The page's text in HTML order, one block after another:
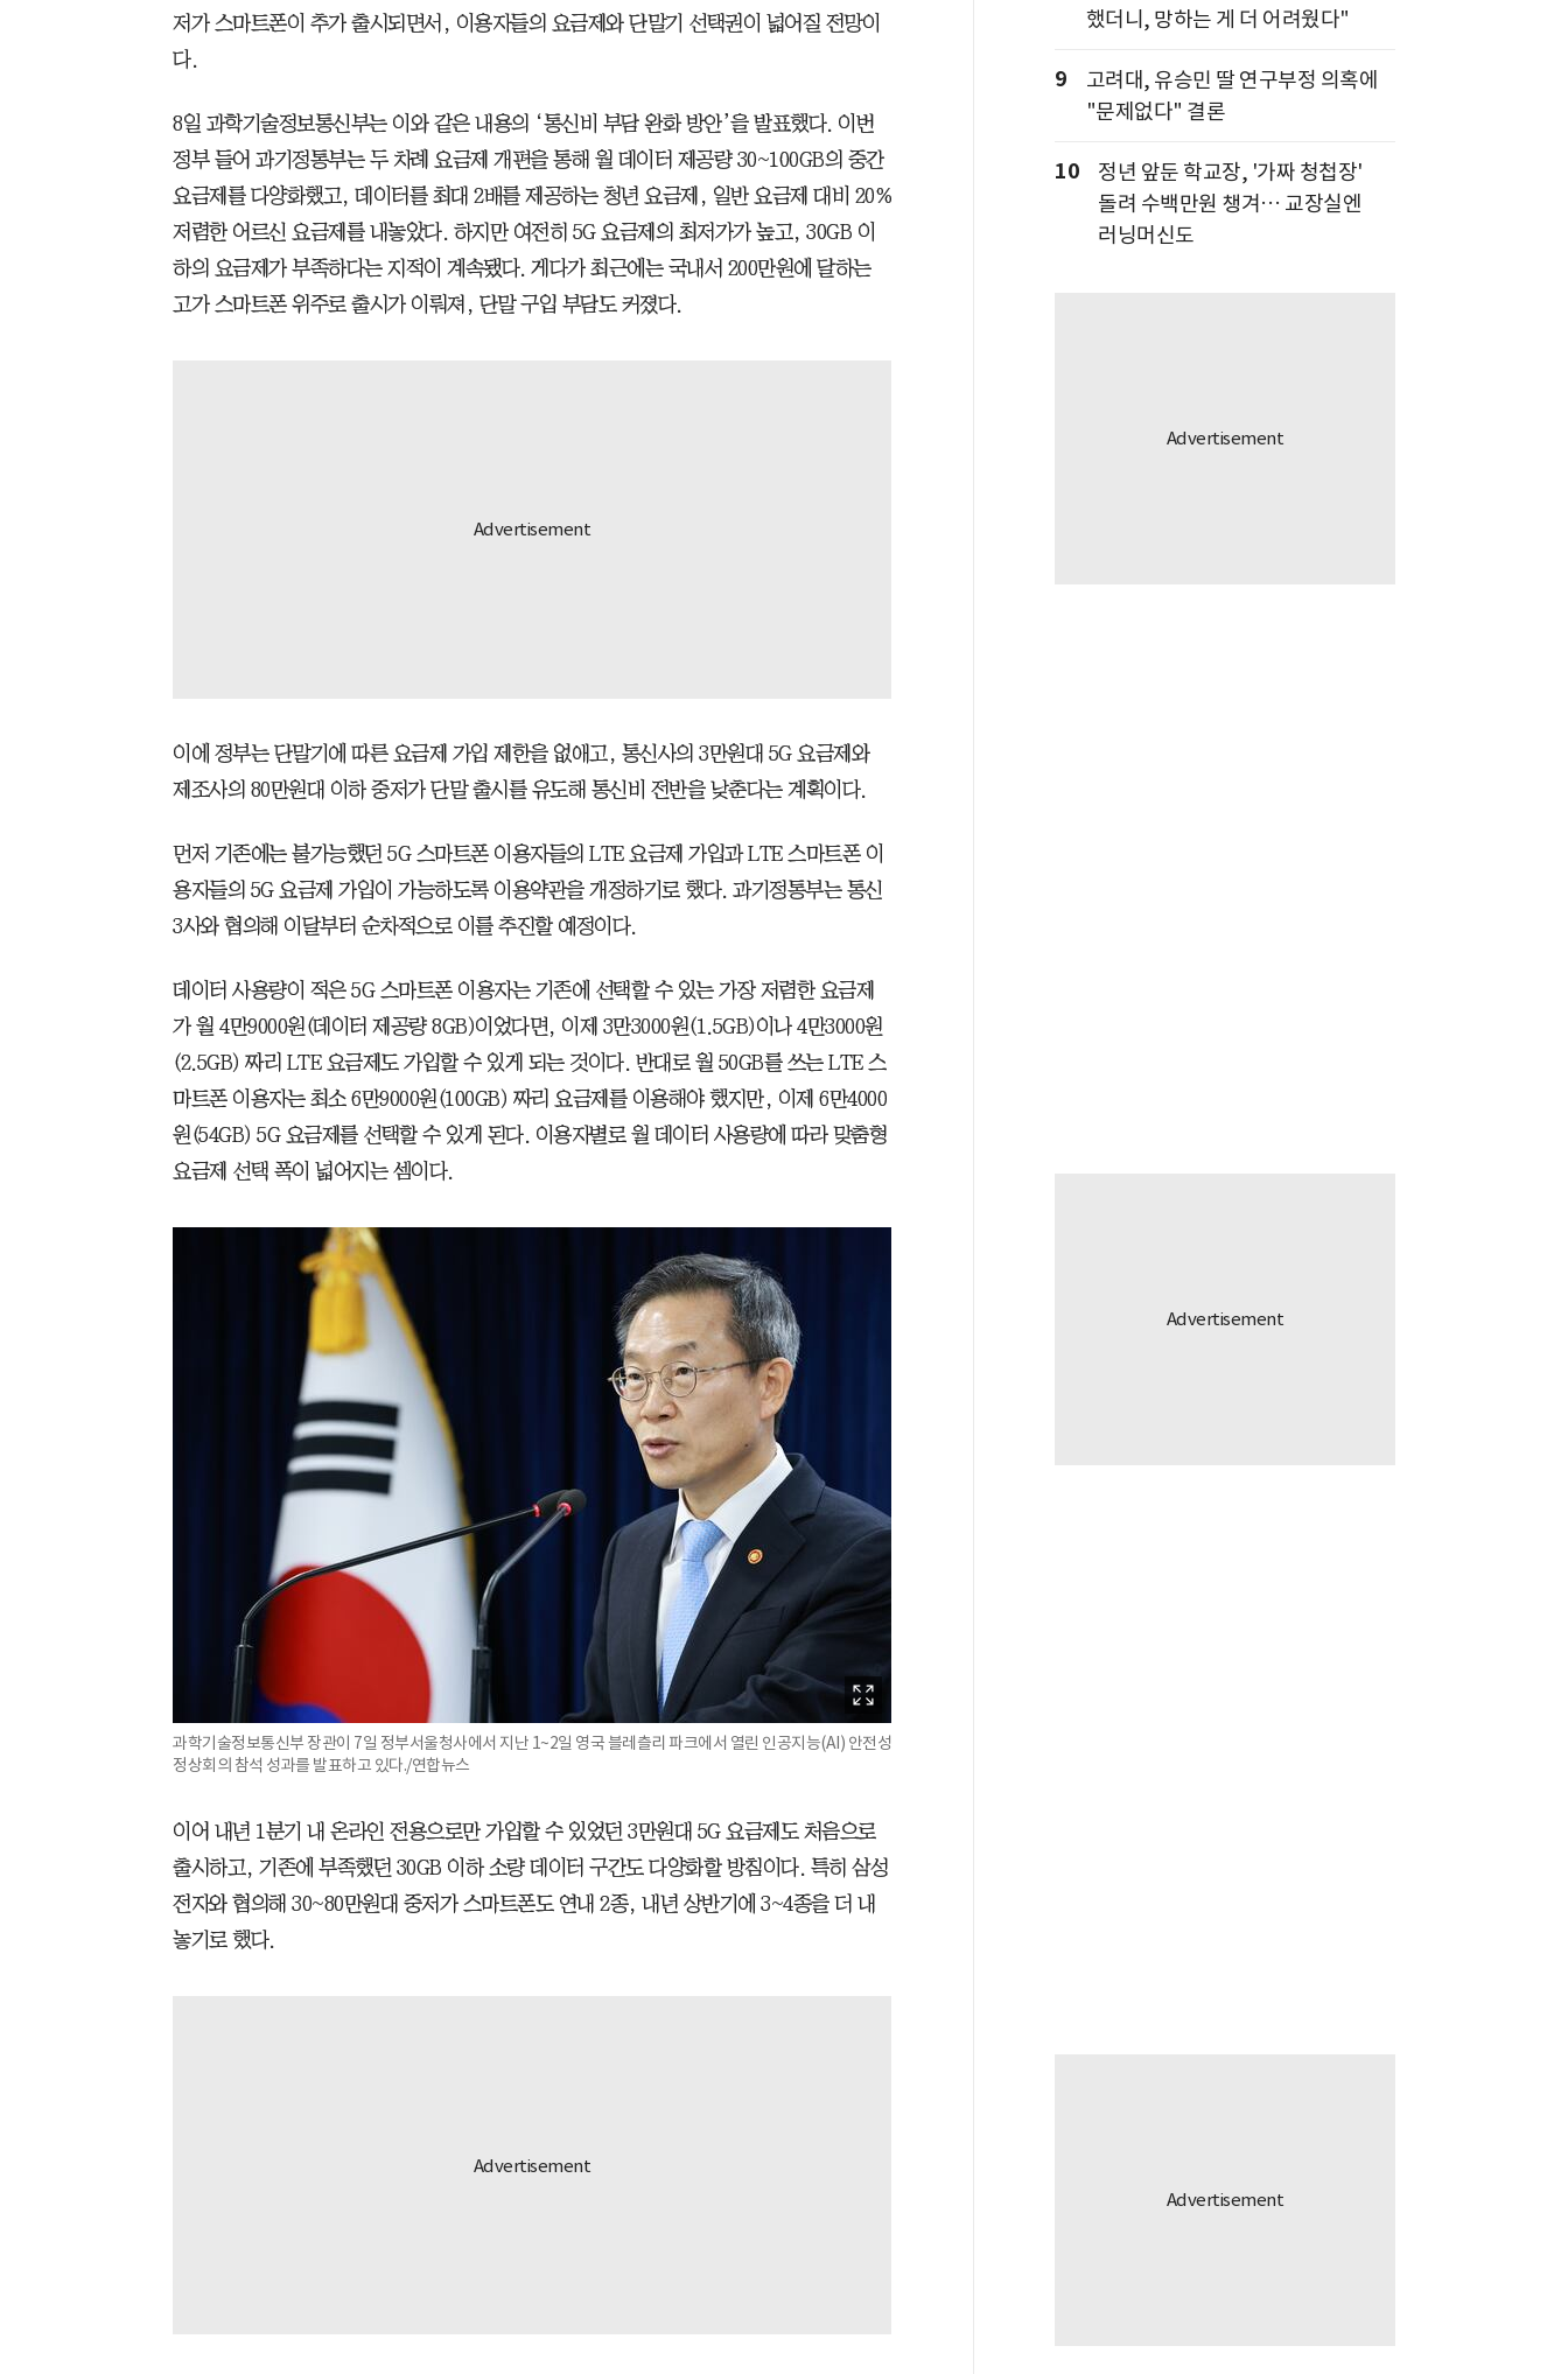
저가 스마트폰이 추가 출시되면서, 이용자들의 요금제와 단말기 선택권이 넓어질 전망이
다.
8일 과학기술정보통신부는 이와 같은 내용의 ‘통신비 부담 완화 방안’을 발표했다. 이번
정부 들어 과기정통부는 두 차례 요금제 개편을 통해 월 데이터 제공량 30~100GB의 중간
요금제를 다양화했고, 데이터를 최대 2배를 제공하는 청년 요금제, 일반 요금제 대비 20%
저렴한 어르신 요금제를 내놓았다. 하지만 여전히 5G 요금제의 최저가가 높고, 30GB 이
하의 요금제가 부족하다는 지적이 계속됐다. 게다가 최근에는 국내서 200만원에 달하는
고가 스마트폰 위주로 출시가 이뤄져, 단말 구입 부담도 커졌다.
이에 정부는 단말기에 따른 요금제 가입 제한을 없애고, 통신사의 3만원대 5G 요금제와
제조사의 80만원대 이하 중저가 단말 출시를 유도해 통신비 전반을 낮춘다는 계획이다.
먼저 기존에는 불가능했던 5G 스마트폰 이용자들의 LTE 요금제 가입과 LTE 스마트폰 이
용자들의 5G 요금제 가입이 가능하도록 이용약관을 개정하기로 했다. 과기정통부는 통신
3사와 협의해 이달부터 순차적으로 이를 추진할 예정이다.
데이터 사용량이 적은 5G 스마트폰 이용자는 기존에 선택할 수 있는 가장 저렴한 요금제
가 월 4만9000원(데이터 제공량 8GB)이었다면, 이제 3만3000원(1.5GB)이나 4만3000원
(2.5GB) 짜리 LTE 요금제도 가입할 수 있게 되는 것이다. 반대로 월 50GB를 쓰는 LTE 스
마트폰 이용자는 최소 6만9000원(100GB) 짜리 요금제를 이용해야 했지만, 이제 6만4000
원(54GB) 5G 요금제를 선택할 수 있게 된다. 이용자별로 월 데이터 사용량에 따라 맞춤형
요금제 선택 폭이 넓어지는 셈이다.
과학기술정보통신부 장관이 7일 정부서울청사에서 지난 1~2일 영국 블레츨리 파크에서 열린 인공지능(AI) 안전성
정상회의 참석 성과를 발표하고 있다./연합뉴스
이어 내년 1분기 내 온라인 전용으로만 가입할 수 있었던 3만원대 5G 요금제도 처음으로
출시하고, 기존에 부족했던 30GB 이하 소량 데이터 구간도 다양화할 방침이다. 특히 삼성
전자와 협의해 30~80만원대 중저가 스마트폰도 연내 2종, 내년 상반기에 3~4종을 더 내
놓기로 했다.
했더니, 망하는 게 더 어려웠다"
9
고려대, 유승민 딸 연구부정 의혹에
"문제없다" 결론
10
정년 앞둔 학교장, '가짜 청첩장'
돌려 수백만원 챙겨… 교장실엔
러닝머신도